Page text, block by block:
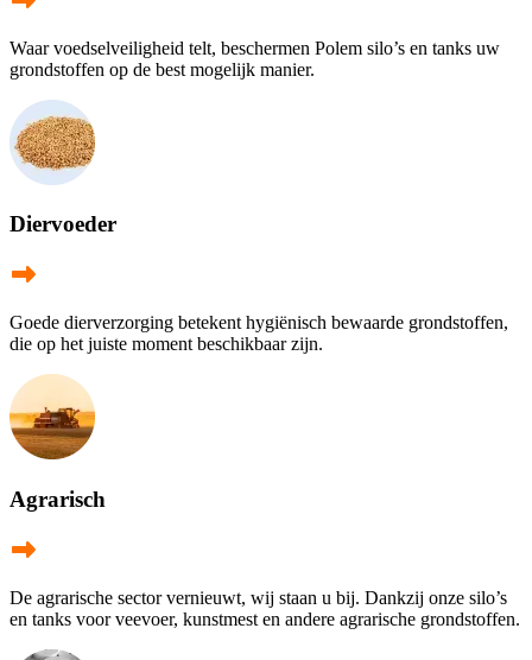
Waar voedselveiligheid telt, beschermen Polem silo’s en tanks uw
grondstoffen op de best mogelijk manier.
Diervoeder
Goede dierverzorging betekent hygiënisch bewaarde grondstoffen,
die op het juiste moment beschikbaar zijn.
Agrarisch
De agrarische sector vernieuwt, wij staan u bij. Dankzij onze silo’s
en tanks voor veevoer, kunstmest en andere agrarische grondstoffen.